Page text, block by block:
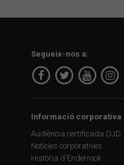
Segueix-nos a:
Informació corporativa
Audiència certificada OJD
Notícies corporatives
Història d'Enderrock